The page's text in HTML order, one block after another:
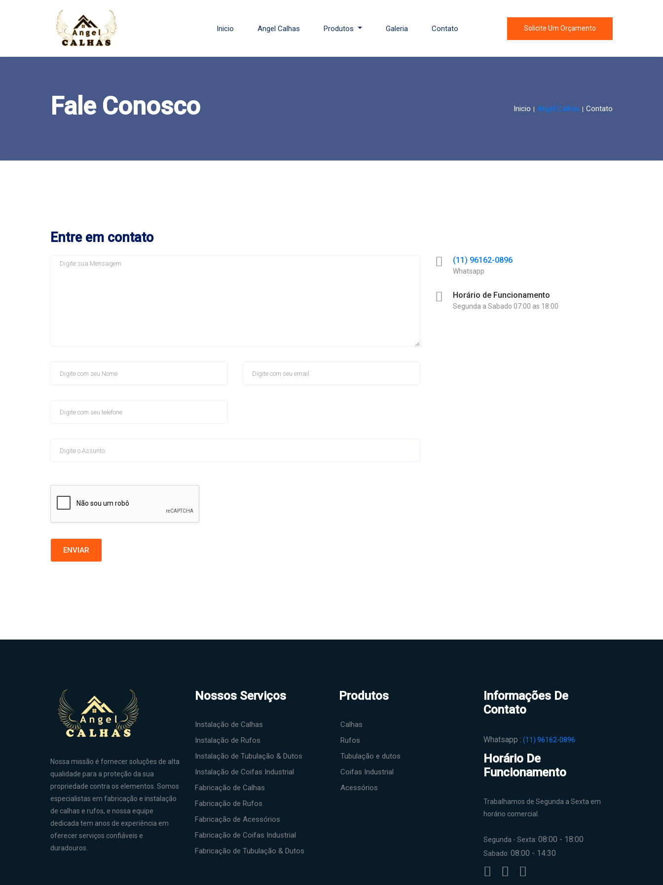
Inicio Angel Calhas Produtos Galeria Contato Solicite Um Orçamento
Fale Conosco Inicio Angel Calhas Contato
Entre em contato
ENVIAR
(11) 96162-0896
Whatsapp
Horário de Funcionamento
Segunda a Sabado 07:00 as 18:00
Nossa missão é fornecer soluções de alta
qualidade para a proteção da sua
propriedade contra os elementos. Somos
especialistas em fabricação e instalação
de calhas e rufos, e nossa equipe
dedicada tem anos de experiência em
oferecer serviços confiáveis e
duradouros.
Nossos Serviços
Instalação de Calhas
Instalação de Rufos
Instalação de Tubulação & Dutos
Instalação de Coifas Industrial
Fabricação de Calhas
Fabricação de Rufos
Fabricação de Acessórios
Fabricação de Coifas Industrial
Fabricação de Tubulação & Dutos
Produtos
Calhas
Rufos
Tubulação e dutos
Coifas Industrial
Acessórios
Informações De
Contato
Whatsapp : (11) 96162-0896
Horário De
Funcionamento
Trabalhamos de Segunda a Sexta em
horário comercial.
Segunda - Sexta: 08:00 - 18:00
Sabado: 08:00 - 14:30